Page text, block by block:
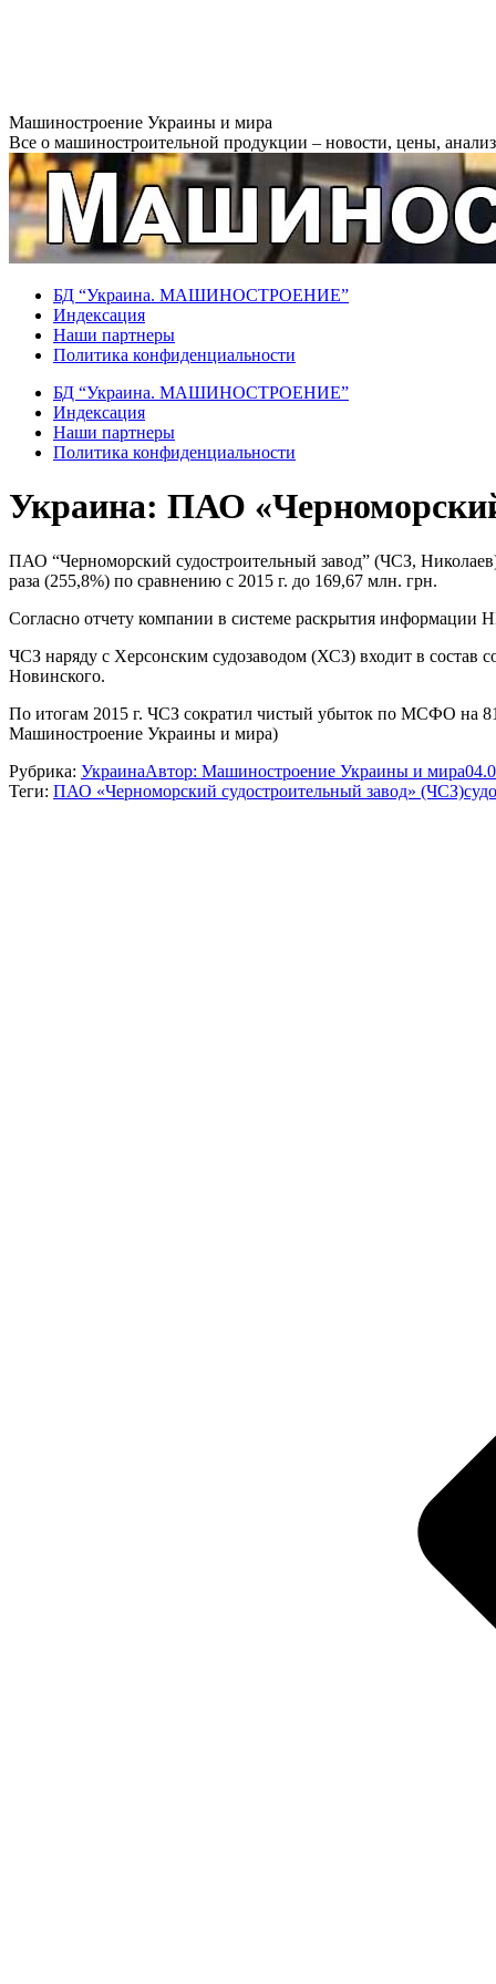
Перейти
к
содержанию
Машиностроение Украины и мира
Все о машиностроительной продукции – новости, цены,
БД “Украина. МАШИНОСТРОЕНИЕ”
Индекcация
Наши партнеры
Политика конфиденциальности
БД “Украина. МАШИНОСТРОЕНИЕ”
Индекcация
Наши партнеры
Политика конфиденциальности
Украина: ПАО «Черноморский
ПАО “Черноморский судостроительный завод” (ЧСЗ,
раза (255,8%) по сравнению с 2015 г. до 169,67 млн. грн.
Согласно отчету компании в системе раскрытия информации
ЧСЗ наряду с Херсонским судозаводом (ХСЗ) входит в состав
Новинского.
По итогам 2015 г. ЧСЗ сократил чистый убыток по МСФО на
Машиностроение Украины и мира)
Рубрика: УкраинаАвтор: Машиностроение Украины и мира
Теги: ПАО «Черноморский судостроительный завод» (ЧСЗ)